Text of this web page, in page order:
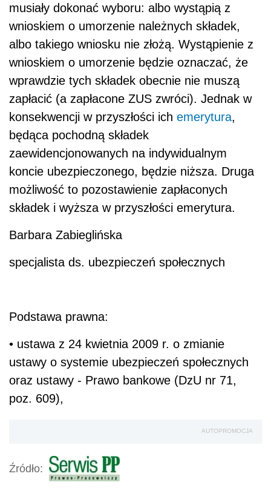
musiały dokonać wyboru: albo wystąpią z
wnioskiem o umorzenie należnych składek,
albo takiego wniosku nie złożą. Wystąpienie z
wnioskiem o umorzenie będzie oznaczać, że
wprawdzie tych składek obecnie nie muszą
zapłacić (a zapłacone ZUS zwróci). Jednak w
konsekwencji w przyszłości ich emerytura,
będąca pochodną składek
zaewidencjonowanych na indywidualnym
koncie ubezpieczonego, będzie niższa. Druga
możliwość to pozostawienie zapłaconych
składek i wyższa w przyszłości emerytura.
Barbara Zabieglińska
specjalista ds. ubezpieczeń społecznych
Podstawa prawna:
• ustawa z 24 kwietnia 2009 r. o zmianie
ustawy o systemie ubezpieczeń społecznych
oraz ustawy - Prawo bankowe (DzU nr 71,
poz. 609),
AUTOPROMOCJA
Źródło: